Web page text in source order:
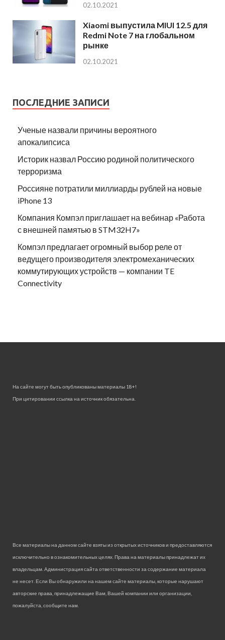
02.10.2021
Xiaomi выпустила MIUI 12.5 для
Redmi Note 7 на глобальном
рынке
02.10.2021
ПОСЛЕДНИЕ ЗАПИСИ
Ученые назвали причины вероятного
апокалипсиса
Историк назвал Россию родиной политического
терроризма
Россияне потратили миллиарды рублей на новые
iPhone 13
Компания Компэл приглашает на вебинар «Работа
с внешней памятью в STM32H7»
Компэл предлагает огромный выбор реле от
ведущего производителя электромеханических
коммутирующих устройств — компании TE
Connectivity
На сайте могут быть опубликованы материалы 18+!
При цитировании ссылка на источник обязательна.
Все материалы на данном сайте взяты из открытых источников и предоставляются
исключительно в ознакомительных целях. Права на материалы принадлежат их
владельцам. Администрация сайта ответственности за содержание материала
не несет. Если Вы обнаружили на нашем сайте материалы, которые нарушают
авторские права, принадлежащие Вам, Вашей компании или организации,
пожалуйста, сообщите нам.